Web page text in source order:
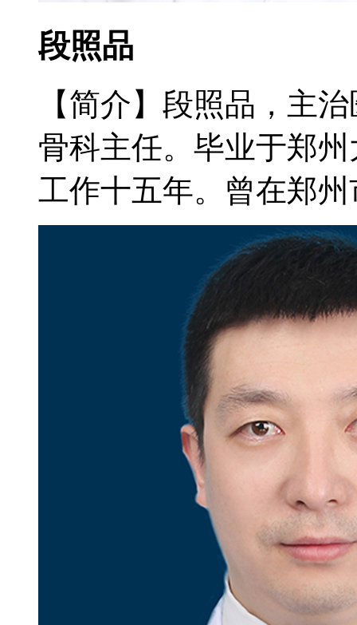
段照品
【简介】段照品，主
骨科主任。毕业于郑
工作十五年。曾在郑